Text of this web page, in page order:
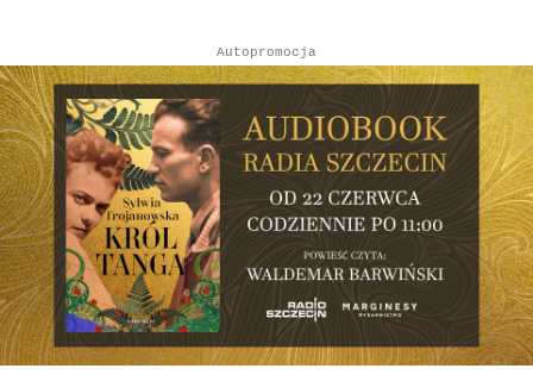
Autopromocja